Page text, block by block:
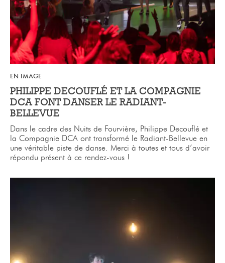
EN IMAGE
PHILIPPE DECOUFLÉ ET LA COMPAGNIE
DCA FONT DANSER LE RADIANT-
BELLEVUE
Dans le cadre des Nuits de Fourvière, Philippe Decouflé et
la Compagnie DCA ont transformé le Radiant-Bellevue en
une véritable piste de danse. Merci à toutes et tous d’avoir
répondu présent à ce rendez-vous !